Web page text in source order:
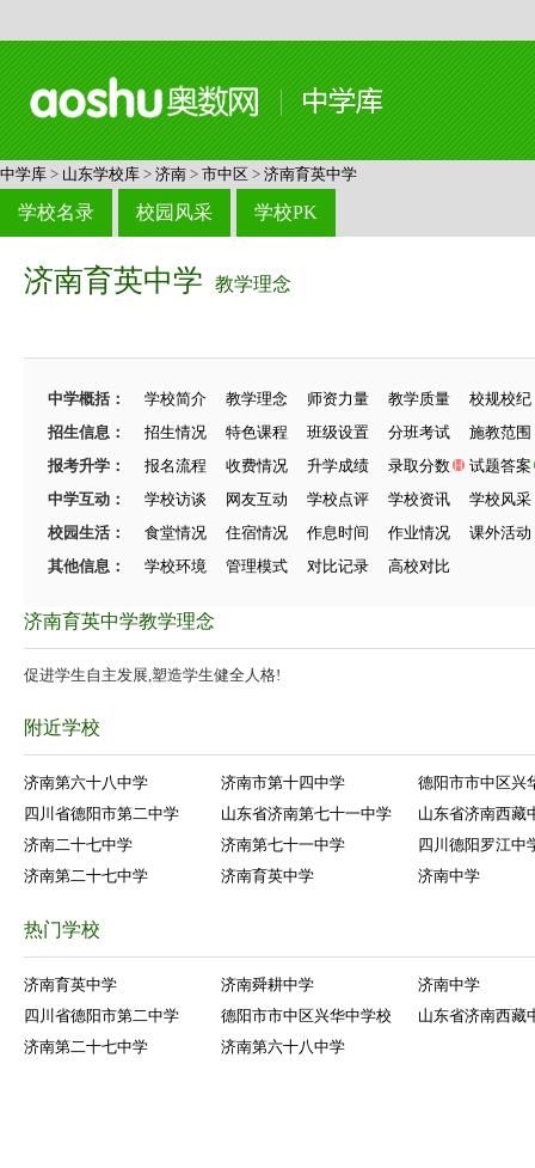
中学库 > 山东学校库 > 济南 > 市中区 > 济南育英中学
学校名录 校园风采 学校PK
济南育英中学 教学理念
中学概括： 学校简介 教学理念 师资力量 教学质量
校规校纪
招生信息：
招生情况 特色课程 班级设置 分班考试
施教范围
报考升学：
报名流程 收费情况 升学成绩 录取分数
试题答案
中学互动：
学校访谈 网友互动 学校点评 学校资讯
学校风采
校园生活：
食堂情况 住宿情况 作息时间 作业情况
课外活动
其他信息：
学校环境 管理模式 对比记录 高校对比
济南育英中学教学理念
促进学生自主发展,塑造学生健全人格!
附近学校
济南第六十八中学 济南市第十四中学
德阳市市中区兴
四川省德阳市第二中学
山东省济南第七十一中学
山东省济南西藏
济南二十七中学
济南第七十一中学
四川德阳罗江中
济南第二十七中学
济南育英中学 济南中学
热门学校
济南育英中学 济南舜耕中学
济南中学
四川省德阳市第二中学
德阳市市中区兴华中学校
山东省济南西藏
济南第二十七中学
济南第六十八中学